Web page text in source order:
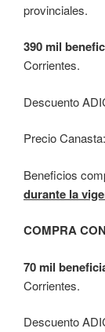
provinciales.
390 mil
Corrientes.
Descuento
Precio Canasta:
Beneficios
durante la
COMPRA
70 mil
Corrientes.
Descuento